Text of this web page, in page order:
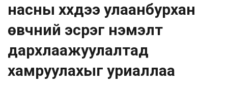
насны хүүхдээ улаанбурхан
өвчний эсрэг нэмэлт
дархлаажуулалтад
хамруулахыг уриаллаа